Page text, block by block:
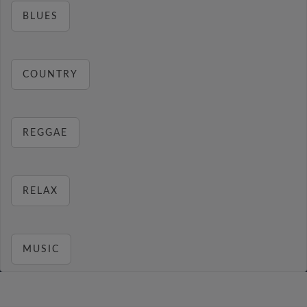
BLUES
COUNTRY
REGGAE
RELAX
MUSIC